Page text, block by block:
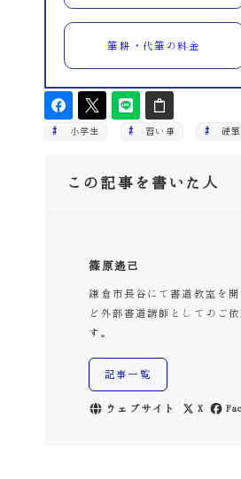
筆耕・代筆の料金
小学生 習い事 硬筆
この記事を書いた人
篠原遙己
鎌倉市長谷にて書道教室を
ど外部書道講師としてのご
す。
記事一覧
ウェブサイト X